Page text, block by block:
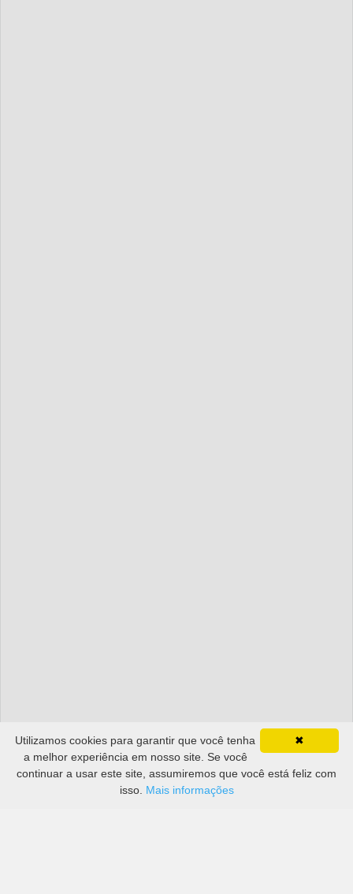
✖
Utilizamos cookies para garantir que você tenha
a melhor experiência em nosso site. Se você
continuar a usar este site, assumiremos que você está feliz com
isso. Mais informações